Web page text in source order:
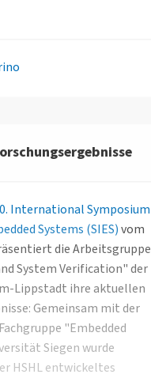
International Symposium
Systems (SIES)vom
die Arbeitsgruppe
System Verification" der
Lippstadt ihre aktuellen
Gemeinsam mit der
"Embedded
Siegen wurde
HSHL entwickeltes